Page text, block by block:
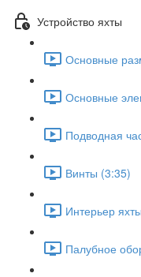
Устройство яхты
Основные
Основные
Подводная
Винты (3:35)
Интерьер
Палубное